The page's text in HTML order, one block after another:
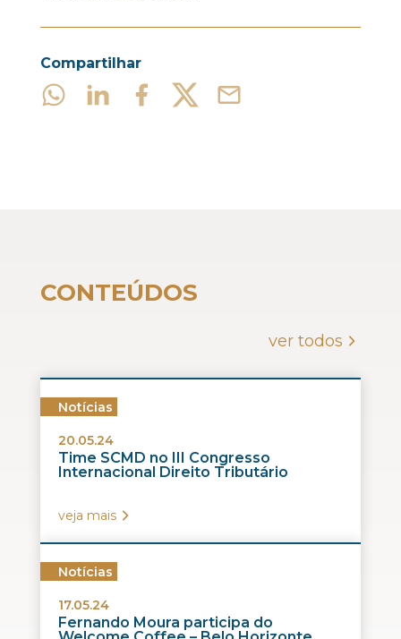
Compartilhar
CONTEÚDOS
ver todos
Notícias
20.05.24
Time SCMD no III Congresso
Internacional Direito Tributário
veja mais
Notícias
17.05.24
Fernando Moura participa do